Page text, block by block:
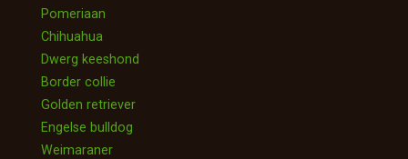
Pomeriaan
Chihuahua
Dwerg keeshond
Border collie
Golden retriever
Engelse bulldog
Weimaraner